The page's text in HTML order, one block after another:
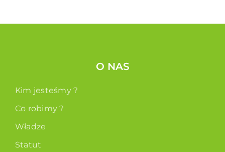
O NAS
Kim jesteśmy ?
Co robimy ?
Władze
Statut